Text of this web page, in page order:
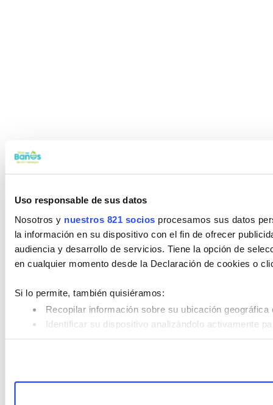
Uso responsable de sus datos
Nosotros y nuestros 821 socios procesamos sus datos
la información en su dispositivo con el fin de ofrecer
audiencia y desarrollo de servicios. Tiene la opción de
en cualquier momento desde la Declaración de cookies o
Si lo permite, también quisiéramos:
Recopilar información sobre su ubicación
Identificar su dispositivo analizándolo activamente
Las cookies de este sitio web se usan para personalizar el